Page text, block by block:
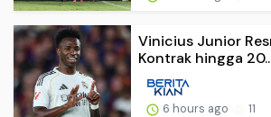
Vinicius Junior
Kontrak hingga
6 hours ago 11